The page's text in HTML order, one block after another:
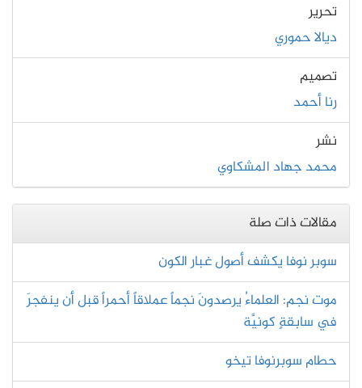
تحرير
ديالا حموري
تصميم
رنا أحمد
نشر
محمد جهاد المشكاوي
مقالات ذات صلة
سوبر نوفا يكشف أصول غبار الكون
موت نجم: العلماءُ يرصدونَ نجماً عملاقاً أحمراً قبل أن ينفجرَ
في سابقةٍ كونيَّة
حطام سوبرنوفا تيخو